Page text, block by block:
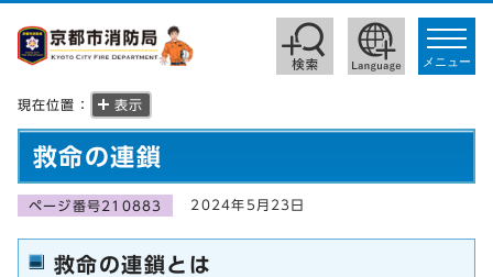
toggle
メニュー
現在位置： 表示
救命の連鎖
ページ番号210883 2024年5月23日
救命の連鎖とは